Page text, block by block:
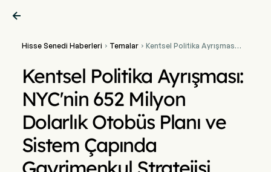

Hisse Senedi Haberleri  Temalar Kentsel Politika Ayrışması:
Çapında Gayrimenkul
Stratejisi
Kentsel Politika Ayrışması:
NYC'nin 652 Milyon
Dolarlık Otobüs Planı ve
Sistem Çapında